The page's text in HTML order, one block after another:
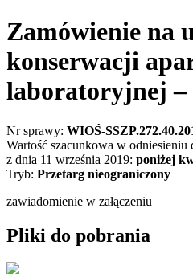
Zamówienie na
konserwacji
laboratoryjnej
Nr sprawy: WIOŚ-
Wartość szacunkowa w
z dnia 11 września 2019: poniżej
Tryb: Przetarg nieograniczony
zawiadomienie w załączeniu
Pliki do pobrania